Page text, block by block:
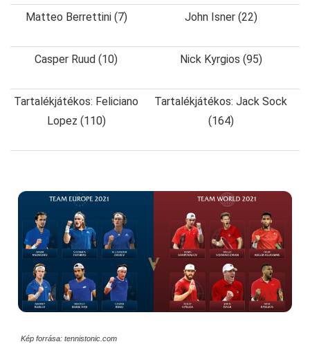
Matteo Berrettini (7) John Isner (22)
Casper Ruud (10) Nick Kyrgios (95)
Tartalékjátékos: Feliciano
Lopez (110)
Tartalékjátékos: Jack Sock
(164)
Kép forrása: tennistonic.com